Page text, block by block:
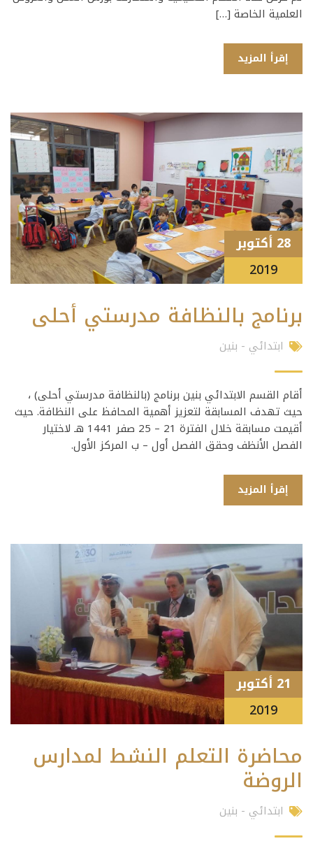
العلمية الخاصة […]
إقرأ المزيد
28 أكتوبر
2019
برنامج بالنظافة مدرستي أحلى
ابتدائي - بنين
أقام القسم الابتدائي بنين برنامج (بالنظافة مدرستي أحلى) ،
حيث تهدف المسابقة لتعزيز أهمية المحافظ على النظافة. حيث
أقيمت مسابقة خلال الفترة 21 – 25 صفر 1441 هـ لاختيار
الفصل الأنظف وحقق الفصل أول – ب المركز الأول.
إقرأ المزيد
21 أكتوبر
2019
محاضرة التعلم النشط لمدارس
الروضة
ابتدائي - بنين